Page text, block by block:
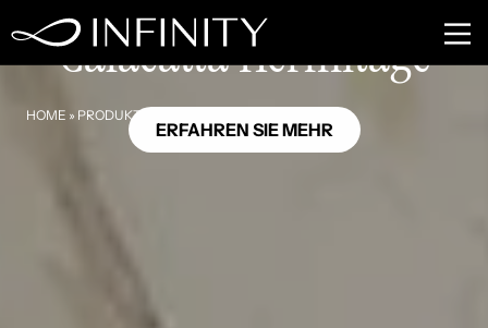
HOME » PRODUKTE
MB17
Calacatta Hermitage
ERFAHREN SIE MEHR